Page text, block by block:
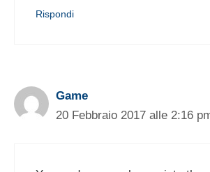
Rispondi
Game
20 Febbraio 2017 alle 2:16